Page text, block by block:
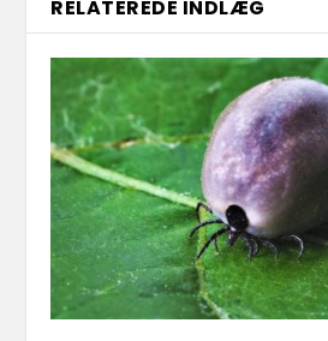
RELATEREDE INDLÆG